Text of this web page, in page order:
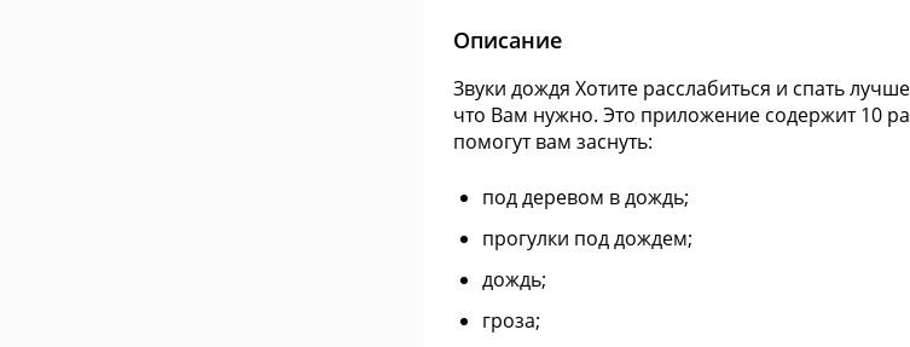
Описание
Звуки дождя Хотите расслабиться и спать
что Вам нужно. Это приложение содержит 10
помогут вам заснуть:
под деревом в дождь;
прогулки под дождем;
дождь;
гроза;